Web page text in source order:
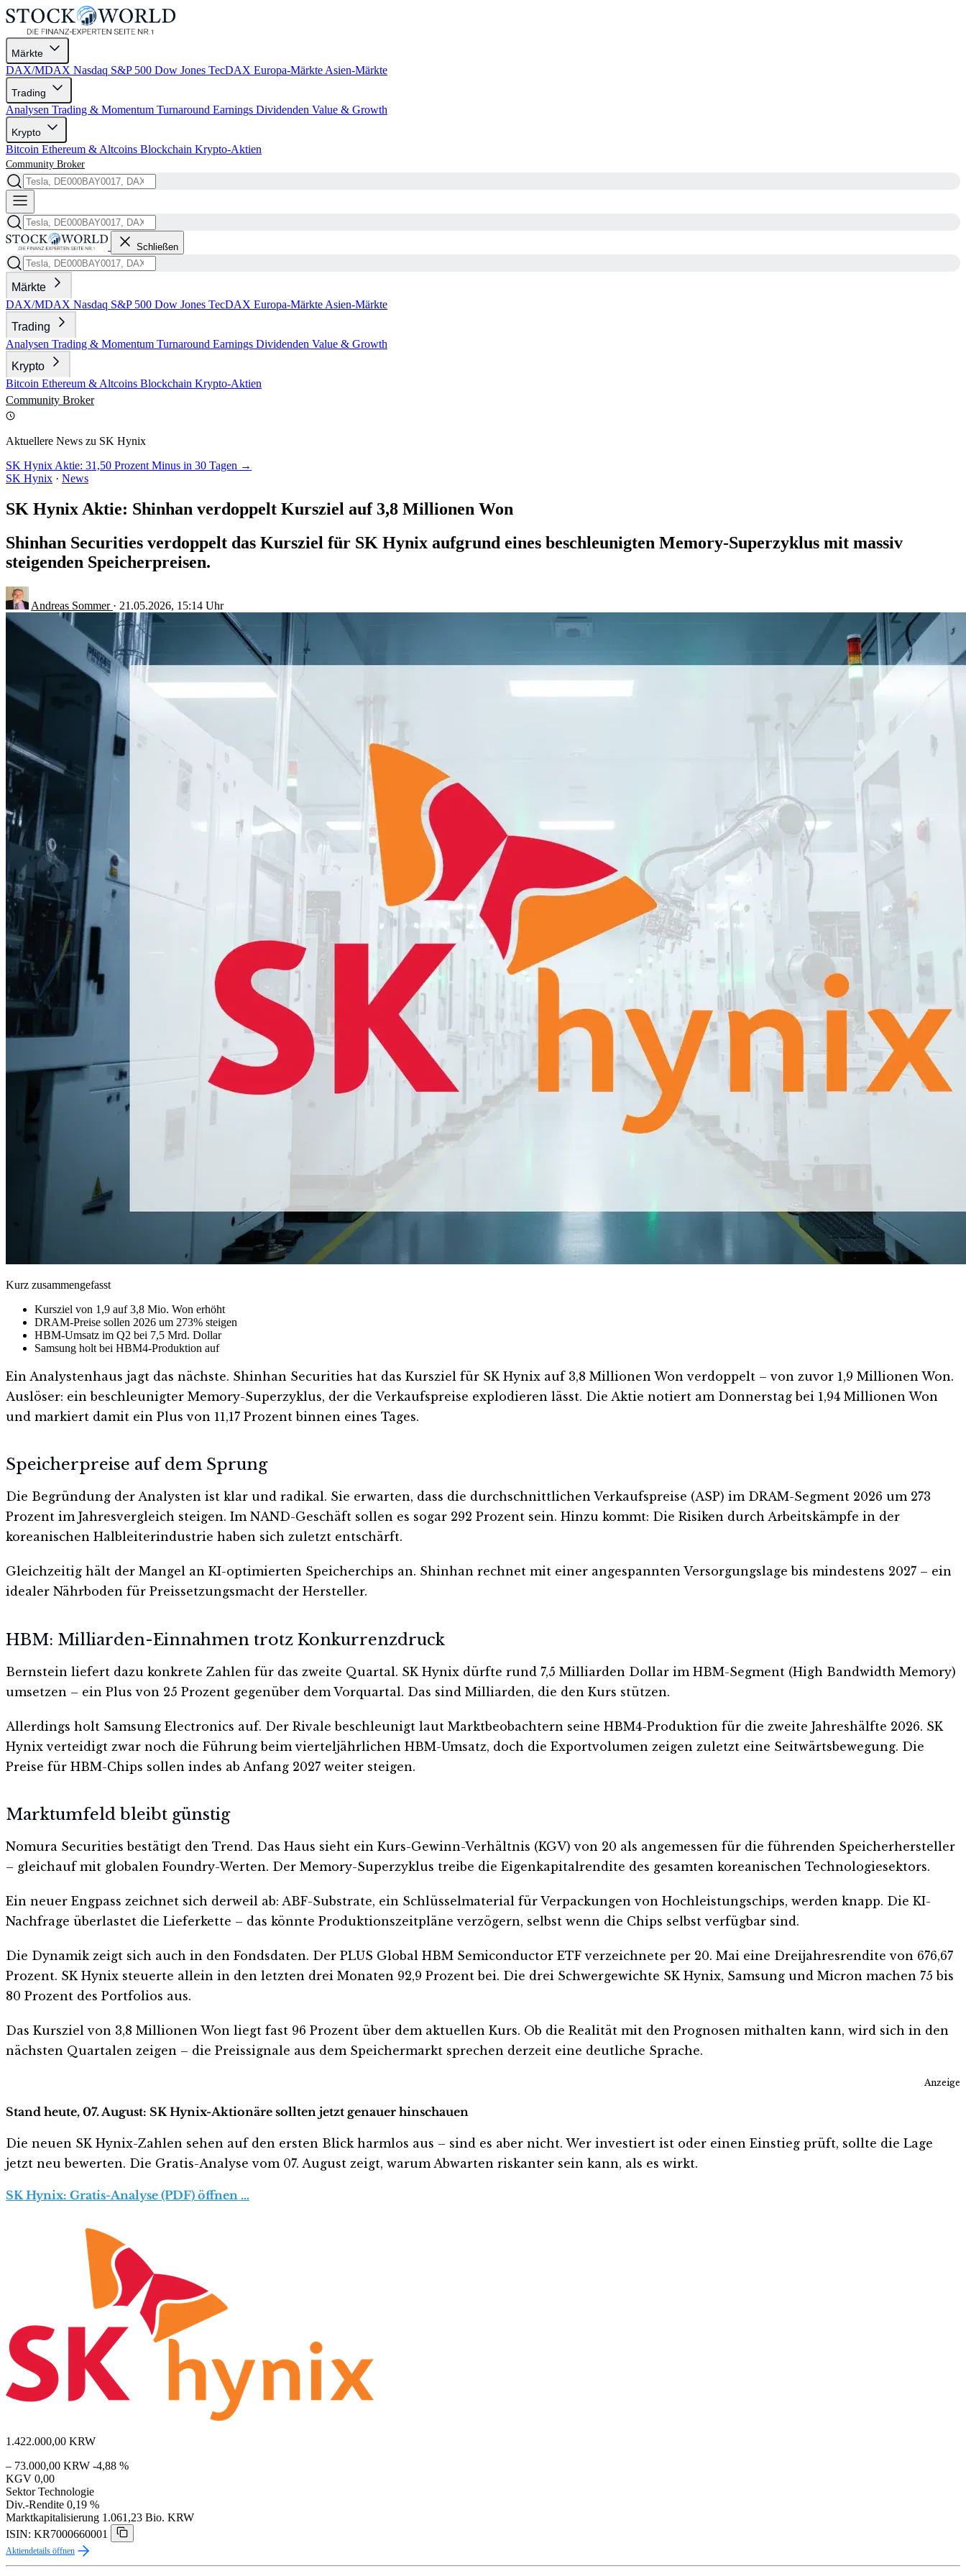
Märkte
DAX/MDAX Nasdaq S&P 500 Dow Jones TecDAX Europa-Märkte Asien-Märkte
Trading
Analysen Trading & Momentum Turnaround Earnings Dividenden Value & Growth
Krypto
Bitcoin Ethereum & Altcoins Blockchain Krypto-Aktien
Community Broker
Schließen
Märkte
DAX/MDAX Nasdaq S&P 500 Dow Jones TecDAX Europa-Märkte Asien-Märkte
Trading
Analysen Trading & Momentum Turnaround Earnings Dividenden Value & Growth
Krypto
Bitcoin Ethereum & Altcoins Blockchain Krypto-Aktien
Community Broker
Aktuellere News zu SK Hynix
SK Hynix Aktie: 31,50 Prozent Minus in 30 Tagen →
SK Hynix · News
SK Hynix Aktie: Shinhan verdoppelt Kursziel auf 3,8 Millionen Won
Shinhan Securities verdoppelt das Kursziel für SK Hynix aufgrund eines beschleunigten Memory-Superzyklus mit massiv
steigenden Speicherpreisen.
Andreas Sommer · 21.05.2026, 15:14 Uhr
Kurz zusammengefasst
Kursziel von 1,9 auf 3,8 Mio. Won erhöht
DRAM-Preise sollen 2026 um 273% steigen
HBM-Umsatz im Q2 bei 7,5 Mrd. Dollar
Samsung holt bei HBM4-Produktion auf
Ein Analystenhaus jagt das nächste. Shinhan Securities hat das Kursziel für SK Hynix auf 3,8 Millionen Won verdoppelt – von zuvor 1,9 Millionen Won.
Auslöser: ein beschleunigter Memory-Superzyklus, der die Verkaufspreise explodieren lässt. Die Aktie notiert am Donnerstag bei 1,94 Millionen Won
und markiert damit ein Plus von 11,17 Prozent binnen eines Tages.
Speicherpreise auf dem Sprung
Die Begründung der Analysten ist klar und radikal. Sie erwarten, dass die durchschnittlichen Verkaufspreise (ASP) im DRAM-Segment 2026 um 273
Prozent im Jahresvergleich steigen. Im NAND-Geschäft sollen es sogar 292 Prozent sein. Hinzu kommt: Die Risiken durch Arbeitskämpfe in der
koreanischen Halbleiterindustrie haben sich zuletzt entschärft.
Gleichzeitig hält der Mangel an KI-optimierten Speicherchips an. Shinhan rechnet mit einer angespannten Versorgungslage bis mindestens 2027 – ein
idealer Nährboden für Preissetzungsmacht der Hersteller.
HBM: Milliarden-Einnahmen trotz Konkurrenzdruck
Bernstein liefert dazu konkrete Zahlen für das zweite Quartal. SK Hynix dürfte rund 7,5 Milliarden Dollar im HBM-Segment (High Bandwidth Memory)
umsetzen – ein Plus von 25 Prozent gegenüber dem Vorquartal. Das sind Milliarden, die den Kurs stützen.
Allerdings holt Samsung Electronics auf. Der Rivale beschleunigt laut Marktbeobachtern seine HBM4-Produktion für die zweite Jahreshälfte 2026. SK
Hynix verteidigt zwar noch die Führung beim vierteljährlichen HBM-Umsatz, doch die Exportvolumen zeigen zuletzt eine Seitwärtsbewegung. Die
Preise für HBM-Chips sollen indes ab Anfang 2027 weiter steigen.
Marktumfeld bleibt günstig
Nomura Securities bestätigt den Trend. Das Haus sieht ein Kurs-Gewinn-Verhältnis (KGV) von 20 als angemessen für die führenden Speicherhersteller
– gleichauf mit globalen Foundry-Werten. Der Memory-Superzyklus treibe die Eigenkapitalrendite des gesamten koreanischen Technologiesektors.
Ein neuer Engpass zeichnet sich derweil ab: ABF-Substrate, ein Schlüsselmaterial für Verpackungen von Hochleistungschips, werden knapp. Die KI-
Nachfrage überlastet die Lieferkette – das könnte Produktionszeitpläne verzögern, selbst wenn die Chips selbst verfügbar sind.
Die Dynamik zeigt sich auch in den Fondsdaten. Der PLUS Global HBM Semiconductor ETF verzeichnete per 20. Mai eine Dreijahresrendite von 676,67
Prozent. SK Hynix steuerte allein in den letzten drei Monaten 92,9 Prozent bei. Die drei Schwergewichte SK Hynix, Samsung und Micron machen 75 bis
80 Prozent des Portfolios aus.
Das Kursziel von 3,8 Millionen Won liegt fast 96 Prozent über dem aktuellen Kurs. Ob die Realität mit den Prognosen mithalten kann, wird sich in den
nächsten Quartalen zeigen – die Preissignale aus dem Speichermarkt sprechen derzeit eine deutliche Sprache.
Anzeige
Stand heute, 07. August: SK Hynix-Aktionäre sollten jetzt genauer hinschauen
Die neuen SK Hynix-Zahlen sehen auf den ersten Blick harmlos aus – sind es aber nicht. Wer investiert ist oder einen Einstieg prüft, sollte die Lage
jetzt neu bewerten. Die Gratis-Analyse vom 07. August zeigt, warum Abwarten riskanter sein kann, als es wirkt.
SK Hynix: Gratis-Analyse (PDF) öffnen …
1.422.000,00 KRW
– 73.000,00 KRW -4,88 %
KGV 0,00
Sektor Technologie
Div.-Rendite 0,19 %
Marktkapitalisierung 1.061,23 Bio. KRW
ISIN: KR7000660001
Aktiendetails öffnen